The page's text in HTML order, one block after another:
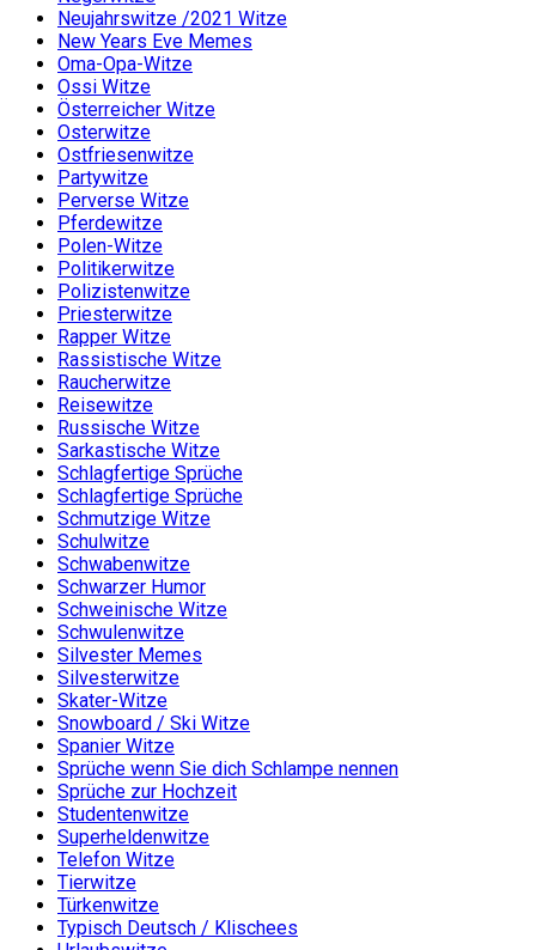
Neujahrswitze /2021 Witze
New Years Eve Memes
Oma-Opa-Witze
Ossi Witze
Österreicher Witze
Osterwitze
Ostfriesenwitze
Partywitze
Perverse Witze
Pferdewitze
Polen-Witze
Politikerwitze
Polizistenwitze
Priesterwitze
Rapper Witze
Rassistische Witze
Raucherwitze
Reisewitze
Russische Witze
Sarkastische Witze
Schlagfertige Sprüche
Schlagfertige Sprüche
Schmutzige Witze
Schulwitze
Schwabenwitze
Schwarzer Humor
Schweinische Witze
Schwulenwitze
Silvester Memes
Silvesterwitze
Skater-Witze
Snowboard / Ski Witze
Spanier Witze
Sprüche wenn Sie dich Schlampe nennen
Sprüche zur Hochzeit
Studentenwitze
Superheldenwitze
Telefon Witze
Tierwitze
Türkenwitze
Typisch Deutsch / Klischees